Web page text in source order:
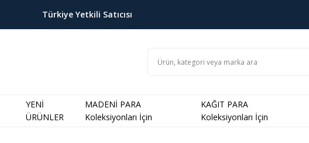
Türkiye Yetkili Satıcısı
YENİ
ÜRÜNLER
MADENİ PARA
Koleksiyonları İçin
KAĞIT PARA
Koleksiyonları İçin